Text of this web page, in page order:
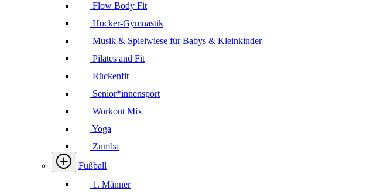
Flow Body Fit
Hocker-Gymnastik
Musik & Spielwiese für Babys & Kleinkinder
Pilates and Fit
Rückenfit
Senior*innensport
Workout Mix
Yoga
Zumba
Fußball
1. Männer